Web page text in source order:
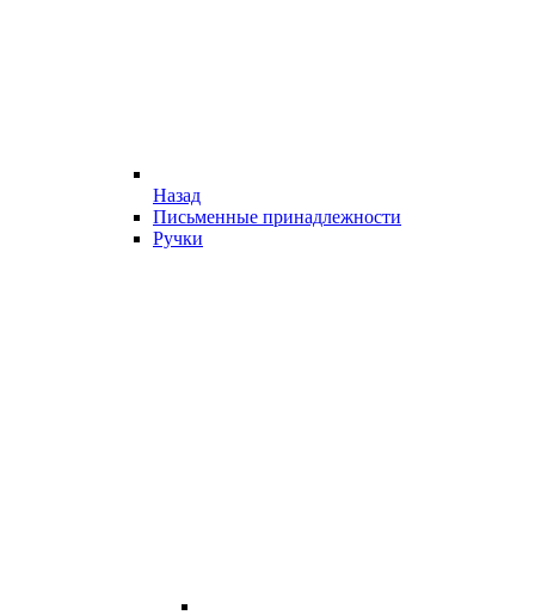
Назад
Письменные принадлежности
Ручки